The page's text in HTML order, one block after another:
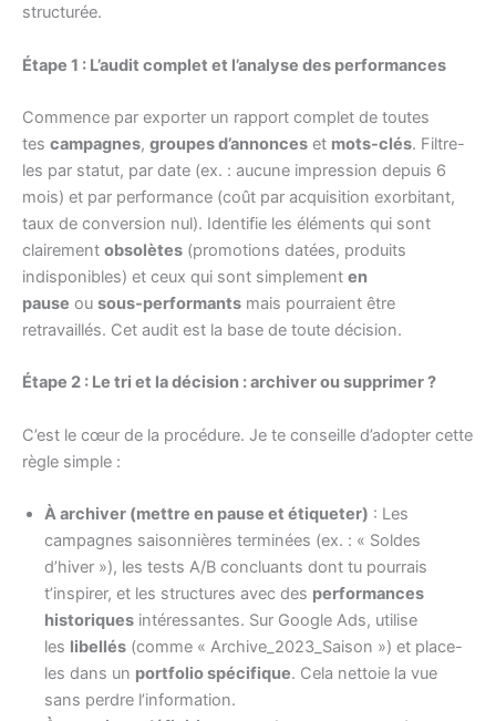
structurée.
Étape 1 : L’audit complet et l’analyse des performances
Commence par exporter un rapport complet de toutes
tes campagnes, groupes d’annonces et mots-clés. Filtre-
les par statut, par date (ex. : aucune impression depuis 6
mois) et par performance (coût par acquisition exorbitant,
taux de conversion nul). Identifie les éléments qui sont
clairement obsolètes (promotions datées, produits
indisponibles) et ceux qui sont simplement en
pause ou sous-performants mais pourraient être
retravaillés. Cet audit est la base de toute décision.
Étape 2 : Le tri et la décision : archiver ou supprimer ?
C’est le cœur de la procédure. Je te conseille d’adopter cette
règle simple :
À archiver (mettre en pause et étiqueter) : Les
campagnes saisonnières terminées (ex. : « Soldes
d’hiver »), les tests A/B concluants dont tu pourrais
t’inspirer, et les structures avec des performances
historiques intéressantes. Sur Google Ads, utilise
les libellés (comme « Archive_2023_Saison ») et place-
les dans un portfolio spécifique. Cela nettoie la vue
sans perdre l’information.